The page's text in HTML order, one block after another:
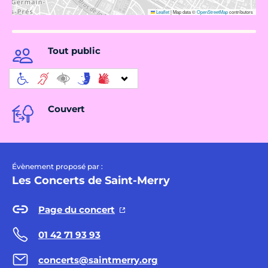
Leaflet|Map data ©OpenStreetMapcontributors
Tout public
Couvert
Évènement proposé par :
Les Concerts de Saint-Merry
Page du concert
01 42 71 93 93
concerts@saintmerry.org